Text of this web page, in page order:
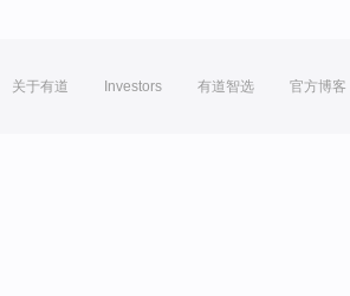
关于有道 Investors 有道智选 官方博客